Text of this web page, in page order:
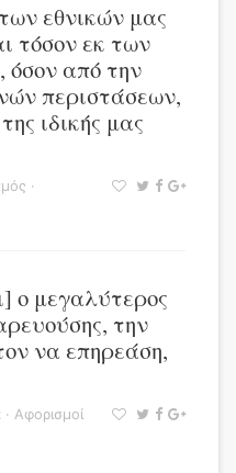
εθνικών μας
τόσον εκ των
όσον από την
περιστάσεων,
ιδικής μας
·
ο μεγαλύτερος
την
να επηρεάση,
· Αφορισμοί